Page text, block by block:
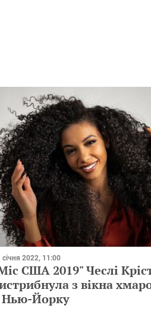
січня 2022, 11:00
США 2019" Чеслі
з вікна
Нью-Йорку